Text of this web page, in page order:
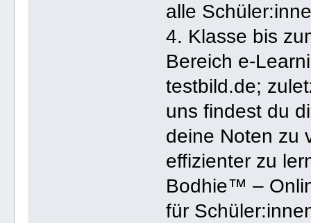
alle
4. Klasse bis
Bereich e-
testbild.de;
uns findest du
deine Noten zu
effizienter zu
Bodhie™ –
für